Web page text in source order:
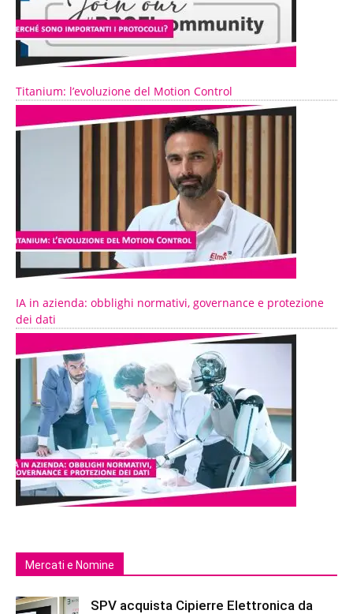
Titanium: l’evoluzione del Motion Control
IA in azienda: obblighi normativi, governance e protezione
dei dati
Mercati e Nomine
SPV acquista Cipierre Elettronica da